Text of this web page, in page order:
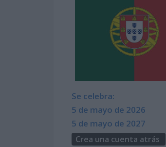
Se celebra:
5 de mayo de 2026
5 de mayo de 2027
Crea una cuenta atrás